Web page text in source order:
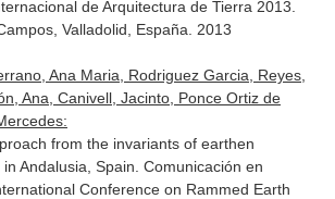
de Arquitectura de Tierra 2013.
Valladolid, España. 2013
Ana Maria, Rodriguez Garcia, Reyes,
Ana, Canivell, Jacinto, Ponce Ortiz de
from the invariants of earthen
Andalusia, Spain. Comunicación en
Conference on Rammed Earth